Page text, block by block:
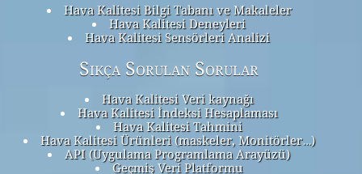
Hava Kalitesi Bilgi Tabanı ve Makaleler
Hava Kalitesi Deneyleri
Hava Kalitesi Sensörleri Analizi
Sıkça Sorulan Sorular
Hava Kalitesi Veri kaynağı
Hava Kalitesi İndeksi Hesaplaması
Hava Kalitesi Tahmini
Hava Kalitesi Ürünleri (maskeler, Monitörler…)
API (Uygulama Programlama Arayüzü)
Geçmiş Veri Platformu